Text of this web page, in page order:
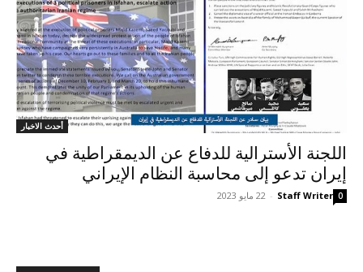
أحدث الاخبار
اللجنة الأسترالية للدفاع عن الديمقراطية في
إيران تدعو إلى محاسبة النظام الإيراني
Staff Writer
- 22 مايو 2023 0